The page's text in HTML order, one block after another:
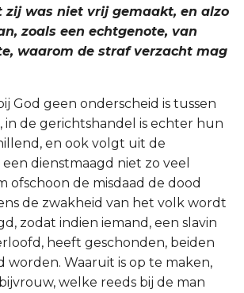
zij was niet vrij gemaakt, en alzo
zoals een echtgenote, van
waarom de straf verzacht mag
God geen onderscheid is tussen
in de gerichtshandel is echter hun
en ook volgt uit de
dienstmaagd niet zo veel
ofschoon de misdaad de dood
de zwakheid van het volk wordt
zodat indien iemand, een slavin
heeft geschonden, beiden
worden. Waaruit is op te maken,
welke reeds bij de man